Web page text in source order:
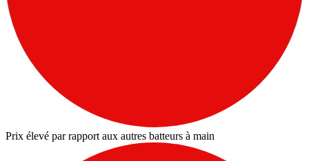
Prix élevé par rapport aux autres batteurs à main